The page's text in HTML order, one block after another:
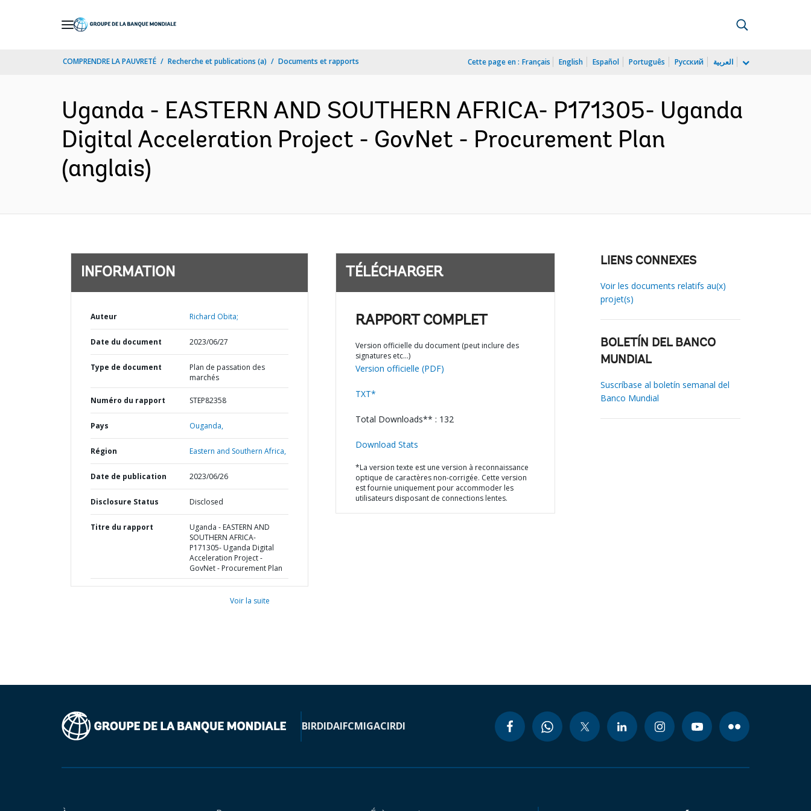
COMPRENDRE LA PAUVRETÉ Recherche et publications (a) Documents et rapports Cette page en : Français English Español Português Русский العربية
Uganda - EASTERN AND SOUTHERN AFRICA- P171305- Uganda
Digital Acceleration Project - GovNet - Procurement Plan
(anglais)
INFORMATION
Auteur Richard Obita;
Date du document 2023/06/27
Type de document
Plan de passation des
marchés
Numéro du rapport STEP82358
Pays Ouganda,
Région Eastern and Southern Africa,
Date de publication 2023/06/26
Disclosure Status Disclosed
Titre du rapport
Uganda - EASTERN AND
SOUTHERN AFRICA-
P171305- Uganda Digital
Acceleration Project -
GovNet - Procurement Plan
Voir la suite
TÉLÉCHARGER
RAPPORT COMPLET
Version officielle du document (peut inclure des
signatures etc…)
Version officielle (PDF)
TXT*
Total Downloads** : 132
Download Stats
*La version texte est une version à reconnaissance
optique de caractères non-corrigée. Cette version
est fournie uniquement pour accommoder les
utilisateurs disposant de connections lentes.
LIENS CONNEXES
Voir les documents relatifs au(x)
projet(s)
BOLETÍN DEL BANCO
MUNDIAL
Suscríbase al boletín semanal del
Banco Mundial
BIRDIDAIFCMIGACIRDI